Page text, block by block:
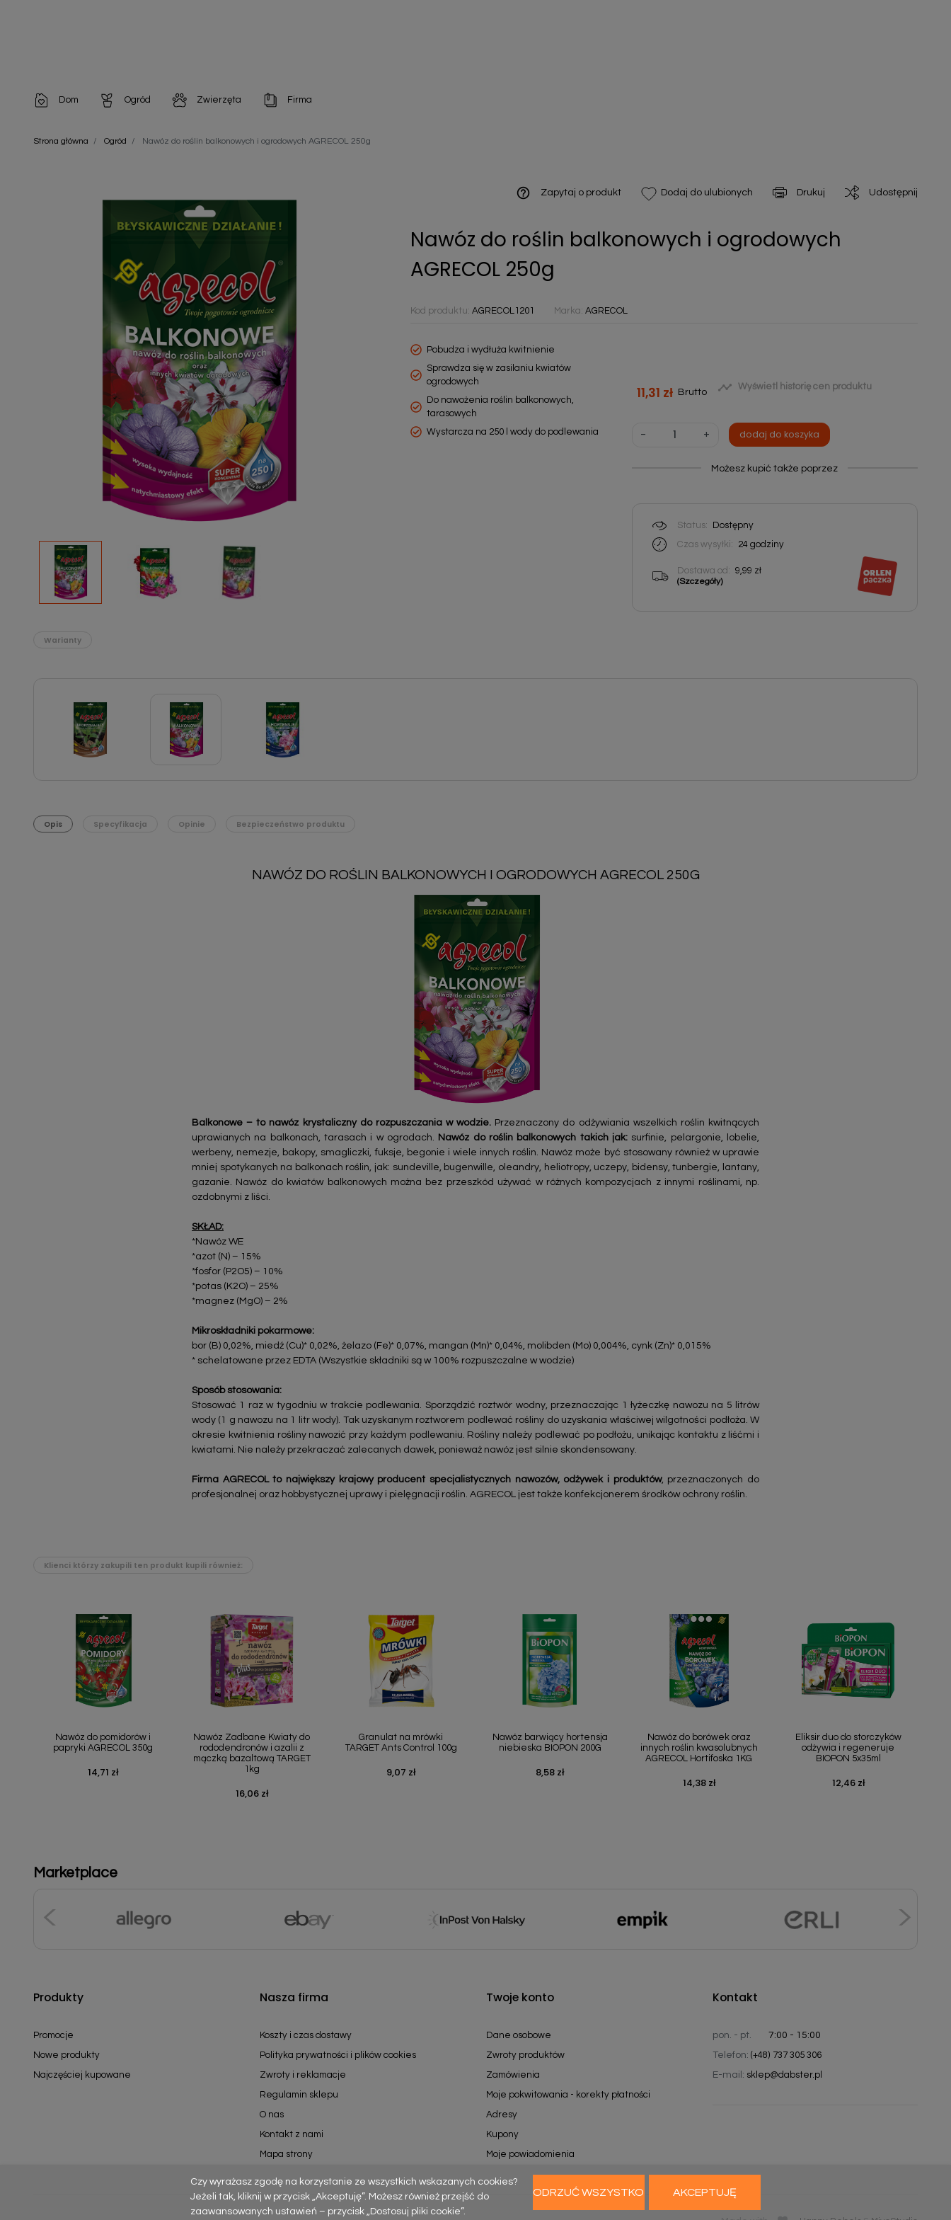
Dom
Artykuły dekoracyjne
Artykuły jednorazowe
Artykuły opakowaniowe
Chemia gospodarcza
Zobacz wszystkie
Ogród
Chemia do architektury ogrodowej
Odstraszacze owadów
Odstraszacze zwierząt
Nawozy i preparaty
Narzędzia ogrodnicze
Podłoża
Pozostałe
Środki ochrony roślin
Środki ochrony roślin dla profesjonalistów
Zobacz wszystkie
Zwierzęta
Szampony i odżywki
Chusteczki nawilżane
Zobacz wszystkie
Firma
Artykuły Higieniczne
Strona główna Ogród Nawóz do roślin balkonowych i ogrodowych AGRECOL 250g
help_outline Zapytaj o produkt Dodaj do ulubionych Drukuj Udostępnij
Nawóz do roślin balkonowych i ogrodowych
AGRECOL 250g
Kod produktu:AGRECOL1201 Marka:AGRECOL
Pobudza i wydłuża kwitnienie
Sprawdza się w zasilaniu kwiatów
ogrodowych
Do nawożenia roślin balkonowych,
tarasowych
Wystarcza na 250 l wody do podlewania
11,31 zł Brutto  Wyświetl historię cen produktu
- + dodaj do koszyka
Możesz kupić także poprzez
Status:
Dostępny
Czas wysyłki:
24 godziny
Dostawa od: 9,99 zł
(Szczegóły)
Warianty
Opis Specyfikacja Opinie Bezpieczeństwo produktu
NAWÓZ DO ROŚLIN BALKONOWYCH I OGRODOWYCH AGRECOL 250G
Balkonowe – to nawóz krystaliczny do rozpuszczania w wodzie. Przeznaczony do odżywiania wszelkich roślin kwitnących
uprawianych na balkonach, tarasach i w ogrodach. Nawóz do roślin balkonowych takich jak: surfinie, pelargonie, lobelie,
werbeny, nemezje, bakopy, smagliczki, fuksje, begonie i wiele innych roślin. Nawóz może być stosowany również w uprawie
mniej spotykanych na balkonach roślin, jak: sundeville, bugenwille, oleandry, heliotropy, uczepy, bidensy, tunbergie, lantany,
gazanie. Nawóz do kwiatów balkonowych można bez przeszkód używać w różnych kompozycjach z innymi roślinami, np.
ozdobnymi z liści.
SKŁAD:
*Nawóz WE
*azot (N) – 15%
*fosfor (P2O5) – 10%
*potas (K2O) – 25%
*magnez (MgO) – 2%
Mikroskładniki pokarmowe:
bor (B) 0,02%, miedź (Cu)* 0,02%, żelazo (Fe)* 0,07%, mangan (Mn)* 0,04%, molibden (Mo) 0,004%, cynk (Zn)* 0,015%
* schelatowane przez EDTA (Wszystkie składniki są w 100% rozpuszczalne w wodzie)
Sposób stosowania:
Stosować 1 raz w tygodniu w trakcie podlewania. Sporządzić roztwór wodny, przeznaczając 1 łyżeczkę nawozu na 5 litrów
wody (1 g nawozu na 1 litr wody). Tak uzyskanym roztworem podlewać rośliny do uzyskania właściwej wilgotności podłoża. W
okresie kwitnienia rośliny nawozić przy każdym podlewaniu. Rośliny należy podlewać po podłożu, unikając kontaktu z liśćmi i
kwiatami. Nie należy przekraczać zalecanych dawek, ponieważ nawóz jest silnie skondensowany.
Firma AGRECOL to największy krajowy producent specjalistycznych nawozów, odżywek i produktów, przeznaczonych do
profesjonalnej oraz hobbystycznej uprawy i pielęgnacji roślin. AGRECOL jest także konfekcjonerem środków ochrony roślin.
Klienci którzy zakupili ten produkt kupili również:
Nawóz do pomidorów i
papryki AGRECOL 350g
Cena
14,71 zł
Nawóz Zadbane Kwiaty do
rododendronów i azalii z
mączką bazaltową TARGET
1kg
Cena
16,06 zł
Granulat na mrówki
TARGET Ants Control 100g
Cena
9,07 zł
Nawóz barwiący hortensja
niebieska BIOPON 200G
Cena
8,58 zł
Nawóz do borówek oraz
innych roślin kwasolubnych
AGRECOL Hortifoska 1KG
Cena
14,38 zł
Eliksir duo do storczyków
odżywia i regeneruje
BIOPON 5x35ml
Cena
12,46 zł
Marketplace
Produkty
Promocje
Nowe produkty
Najczęściej kupowane
Nasza firma
Koszty i czas dostawy
Polityka prywatności i plików cookies
Zwroty i reklamacje
Regulamin sklepu
O nas
Kontakt z nami
Mapa strony
Twoje konto
Dane osobowe
Zwroty produktów
Zamówienia
Moje pokwitowania - korekty płatności
Adresy
Kupony
Moje powiadomienia
Czy wyrażasz zgodę na korzystanie ze wszystkich wskazanych cookies?
Jeżeli tak, kliknij w przycisk „Akceptuję”. Możesz również przejść do
zaawansowanych ustawień – przycisk „Dostosuj pliki cookie”.
ODRZUĆ WSZYSTKO AKCEPTUJĘ
Kontakt
pon. - pt.
7:00 - 15:00
Telefon: (+48) 737 305 306
E-mail: sklep@dabster.pl